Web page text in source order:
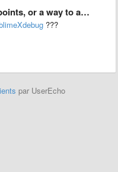
a way to add support …
???
par UserEcho